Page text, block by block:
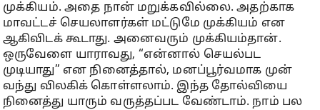
முக்கியம். அதை நான் மறுக்கவில்லை. அதற்காக
மாவட்டச் செயலாளர்கள் மட்டுமே முக்கியம் என
ஆகிவிடக் கூடாது. அனைவரும் முக்கியம்தான்.
ஒருவேளை யாராவது, “என்னால் செயல்பட
முடியாது” என நினைத்தால், மனப்பூர்வமாக முன்
வந்து விலகிக் கொள்ளலாம். இந்த தோல்வியை
நினைத்து யாரும் வருத்தப்பட வேண்டாம். நாம் பல